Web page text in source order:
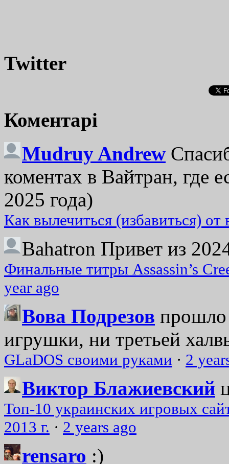
Twitter
Коментарі
Mudruy Andrew
коментах в Вайтран, где
2025 года)
Как вылечиться (избавиться)
Bahatron Привет из
Финальные титры Assassin’s
year ago
Вова Подрезов прошло
игрушки, ни третьей
GLaDOS своими руками · 2
Виктор Блажиевский
Топ-10 украинских игровых
2013 г. · 2 years ago
rensaro :)